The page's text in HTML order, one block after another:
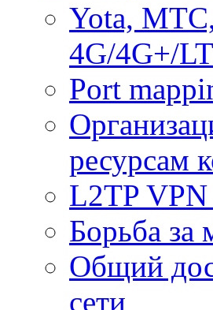
Yota,
4G/4G+/
Port
ресурсам
L2TP VPN
Борьба за
Общий
сети